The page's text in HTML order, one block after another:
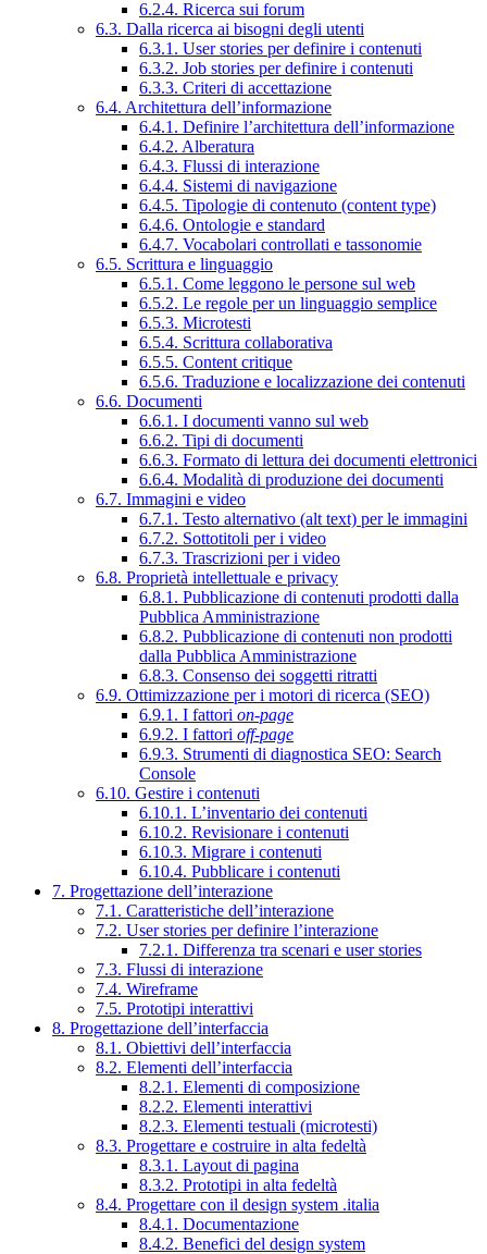
6.2.4. Ricerca sui forum
6.3. Dalla ricerca ai bisogni degli utenti
6.3.1. User stories per definire i contenuti
6.3.2. Job stories per definire i contenuti
6.3.3. Criteri di accettazione
6.4. Architettura dell’informazione
6.4.1. Definire l’architettura dell’informazione
6.4.2. Alberatura
6.4.3. Flussi di interazione
6.4.4. Sistemi di navigazione
6.4.5. Tipologie di contenuto (content type)
6.4.6. Ontologie e standard
6.4.7. Vocabolari controllati e tassonomie
6.5. Scrittura e linguaggio
6.5.1. Come leggono le persone sul web
6.5.2. Le regole per un linguaggio semplice
6.5.3. Microtesti
6.5.4. Scrittura collaborativa
6.5.5. Content critique
6.5.6. Traduzione e localizzazione dei contenuti
6.6. Documenti
6.6.1. I documenti vanno sul web
6.6.2. Tipi di documenti
6.6.3. Formato di lettura dei documenti elettronici
6.6.4. Modalità di produzione dei documenti
6.7. Immagini e video
6.7.1. Testo alternativo (alt text) per le immagini
6.7.2. Sottotitoli per i video
6.7.3. Trascrizioni per i video
6.8. Proprietà intellettuale e privacy
6.8.1. Pubblicazione di contenuti prodotti dalla
Pubblica Amministrazione
6.8.2. Pubblicazione di contenuti non prodotti
dalla Pubblica Amministrazione
6.8.3. Consenso dei soggetti ritratti
6.9. Ottimizzazione per i motori di ricerca (SEO)
6.9.1. I fattori on-page
6.9.2. I fattori off-page
6.9.3. Strumenti di diagnostica SEO: Search
Console
6.10. Gestire i contenuti
6.10.1. L’inventario dei contenuti
6.10.2. Revisionare i contenuti
6.10.3. Migrare i contenuti
6.10.4. Pubblicare i contenuti
7. Progettazione dell’interazione
7.1. Caratteristiche dell’interazione
7.2. User stories per definire l’interazione
7.2.1. Differenza tra scenari e user stories
7.3. Flussi di interazione
7.4. Wireframe
7.5. Prototipi interattivi
8. Progettazione dell’interfaccia
8.1. Obiettivi dell’interfaccia
8.2. Elementi dell’interfaccia
8.2.1. Elementi di composizione
8.2.2. Elementi interattivi
8.2.3. Elementi testuali (microtesti)
8.3. Progettare e costruire in alta fedeltà
8.3.1. Layout di pagina
8.3.2. Prototipi in alta fedeltà
8.4. Progettare con il design system .italia
8.4.1. Documentazione
8.4.2. Benefici del design system